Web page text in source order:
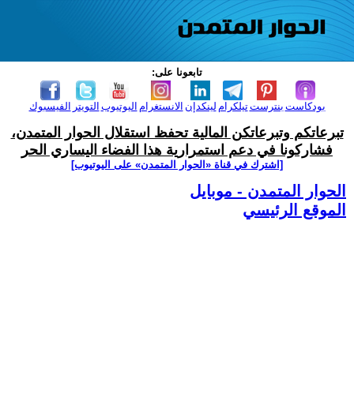
تابعونا على:
الفيسبوك التويتر اليوتيوب الانستغرام لينكدإن تيلكرامبنترست بودكاست
تبرعاتكم وتبرعاتكن المالية تحفظ استقلال الحوار المتمدن،
فشاركونا في دعم استمرارية هذا الفضاء اليساري الحر
[اشترك في قناة ‫«الحوار المتمدن» على اليوتيوب]
الحوار المتمدن - موبايل
الموقع الرئيسي